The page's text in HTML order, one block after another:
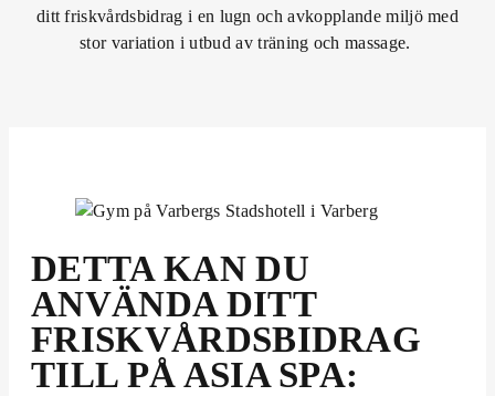
ditt friskvårdsbidrag i en lugn och avkopplande miljö med
stor variation i utbud av träning och massage.
DETTA KAN DU
ANVÄNDA DITT
FRISKVÅRDSBIDRAG
TILL PÅ ASIA SPA: